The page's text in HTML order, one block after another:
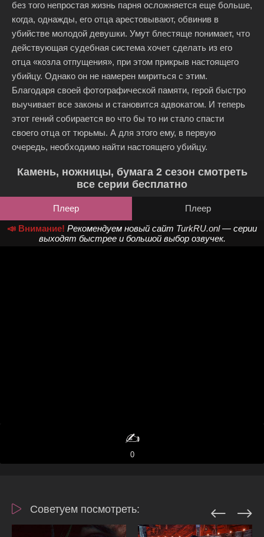
без того непростая жизнь парня осложняется еще больше,
когда, однажды, его отца арестовывают, обвинив в
убийстве молодой девушки. Умут блестяще понимает, что
действующая судебная система хочет сделать из его
отца «козла отпущения», при этом прикрыв настоящего
убийцу. Однако он не намерен мириться с этим.
Благодаря своей фотографической памяти, герой быстро
выучивает все законы и становится адвокатом. И теперь
этот гений собирается во что бы то ни стало спасти
своего отца от тюрьмы. А для этого ему, в первую
очередь, необходимо найти настоящего убийцу.
Камень, ножницы, бумага 2 сезон смотреть
все серии бесплатно
Плеер
Плеер
📣 Внимание! Рекомендуем новый сайт TurkRU.onl— серии
выходят быстрее и большой выбор озвучек.
✍️
0
Советуем посмотреть: